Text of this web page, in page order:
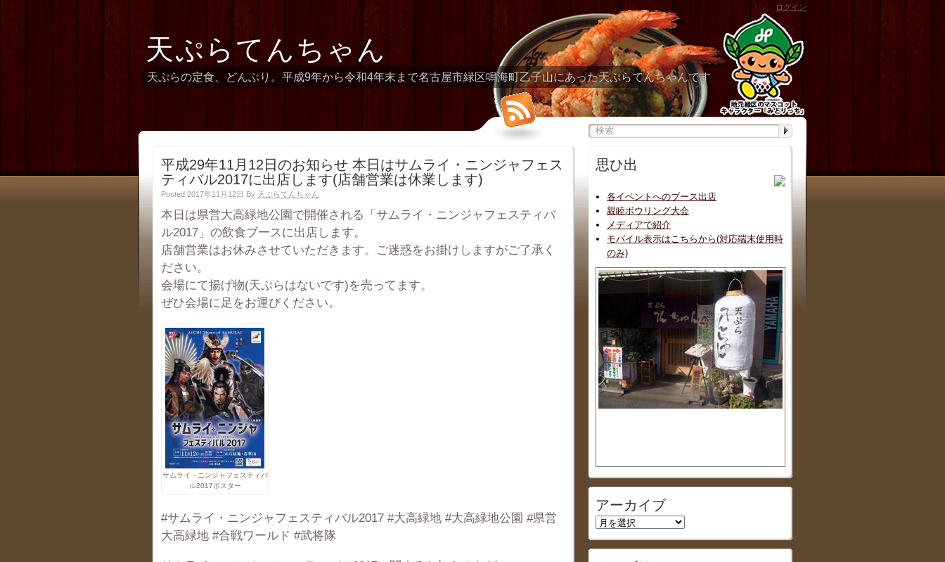
天ぷらてんちゃん
天ぷらの定食、どんぶり。平成9年から令和4年末まで名古屋市緑区鳴海町乙子山にあった天ぷらてんちゃんです
ログイン
平成29年11月12日のお知らせ 本日はサムライ・ニンジャフェス
ティバル2017に出店します(店舗営業は休業します)
Posted 2017年11月12日 By 天ぷらてんちゃん
本日は県営大高緑地公園で開催される「サムライ・ニンジャフェスティバ
ル2017」の飲食ブースに出店します。
店舗営業はお休みさせていただきます。ご迷惑をお掛けしますがご了承く
ださい。
会場にて揚げ物(天ぷらはないです)を売ってます。
ぜひ会場に足をお運びください。
サムライ・ニンジャフェスティバ
ル2017ポスター
#サムライ・ニンジャフェスティバル2017 #大高緑地 #大高緑地公園 #県営
大高緑地 #合戦ワールド #武将隊
思ひ出
各イベントへのブース出店
親睦ボウリング大会
メディアで紹介
モバイル表示はこちらから(対応端末使用時
のみ)
アーカイブ
ア
カ